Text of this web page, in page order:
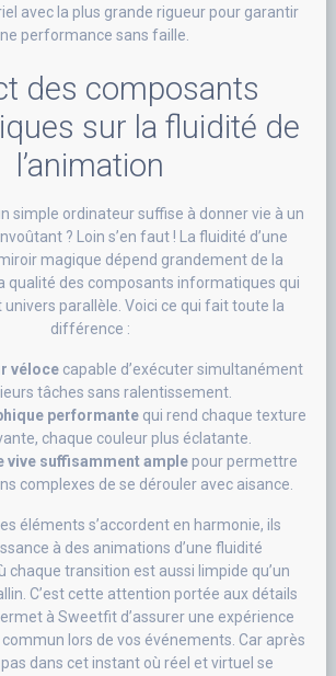
avec la plus grande rigueur pour garantir
performance sans faille.
des composants
sur la fluidité de
l’animation
simple ordinateur suffise à donner vie à un
? Loin s’en faut ! La fluidité d’une
magique dépend grandement de la
qualité des composants informatiques qui
parallèle. Voici ce qui fait toute la
différence :
vélocecapable d’exécuter simultanément
tâches sans ralentissement.
performante qui rend chaque texture
chaque couleur plus éclatante.
vive suffisamment amplepour permettre
complexes de se dérouler avec aisance.
éléments s’accordent en harmonie, ils
à des animations d’une fluidité
chaque transition est aussi limpide qu’un
C’est cette attention portée aux détails
à Sweetfit d’assurer une expérience
lors de vos événements. Car après
dans cet instant où réel et virtuel se